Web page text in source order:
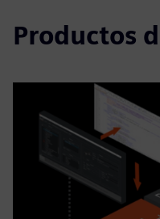
Productos